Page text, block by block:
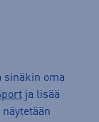
sinäkin oma
ja lisää